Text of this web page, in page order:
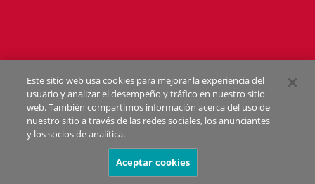
Este sitio web usa cookies para mejorar la experiencia del
usuario y analizar el desempeño y tráfico en nuestro sitio
web. También compartimos información acerca del uso de
nuestro sitio a través de las redes sociales, los anunciantes
y los socios de analítica.
Aceptar cookies